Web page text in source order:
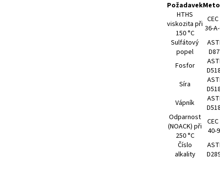
Požadavek
HTHS
viskozita při
150 °C
CEC
36-
Sulfátový
popel
Fosfor
Síra
Vápník
Odparnost
(NOACK) při
250 °C
CEC
40-
Číslo
alkality